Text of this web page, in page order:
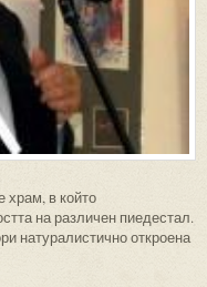
храм, в който
на различен пиедестал.
натуралистично откроена